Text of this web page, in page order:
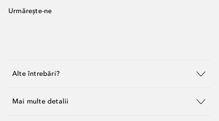
Urmărește-ne
Alte întrebări?
Mai multe detalii